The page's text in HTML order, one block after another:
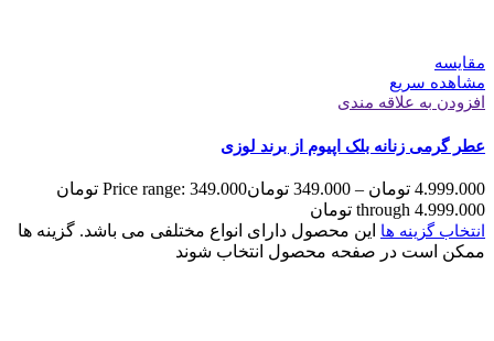
مقایسه
مشاهده سریع
افزودن به علاقه مندی
عطر گرمی زنانه بلک اپیوم از برند لوزی
4.999.000 تومان –
349.000 تومان
Price range: 349.000 تومان
through 4.999.000 تومان
انتخاب گزینه ها
این محصول دارای انواع مختلفی می باشد. گزینه ها
ممکن است در صفحه محصول انتخاب شوند